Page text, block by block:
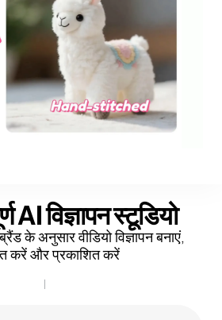
AI विज्ञापन स्टूडियो
के अनुसार वीडियो विज्ञापन बनाएं,
करें और प्रकाशित करें